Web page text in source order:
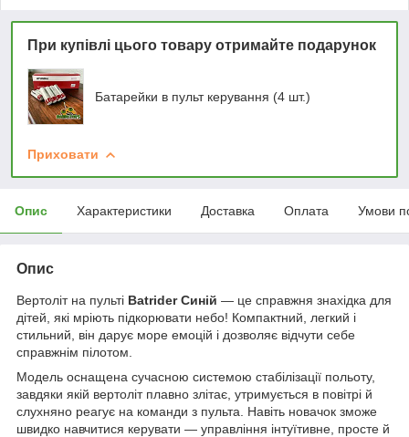
При купівлі цього товару отримайте подарунок
Батарейки в пульт керування (4 шт.)
Приховати
Опис Характеристики Доставка Оплата Умови
Опис
Вертоліт на пульті Batrider Синій — це справжня знахідка для
дітей, які мріють підкорювати небо! Компактний, легкий і
стильний, він дарує море емоцій і дозволяє відчути себе
справжнім пілотом.
Модель оснащена сучасною системою стабілізації польоту,
завдяки якій вертоліт плавно злітає, утримується в повітрі й
слухняно реагує на команди з пульта. Навіть новачок зможе
швидко навчитися керувати — управління інтуїтивне, просте й